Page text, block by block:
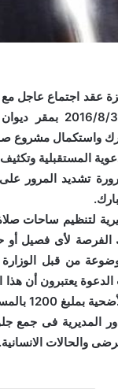
عقد اجتماع عاجل مع
صباح يوم
واستكمال مشروع
المستقبلية
تشديد المرور
لتنظيم ساحات
الفرصة لأى فصيل
من قبل
الدعوة يعتبرون أن
عام مديرية أوقاف الجيزة .
المديرية فى جمع
والحالات